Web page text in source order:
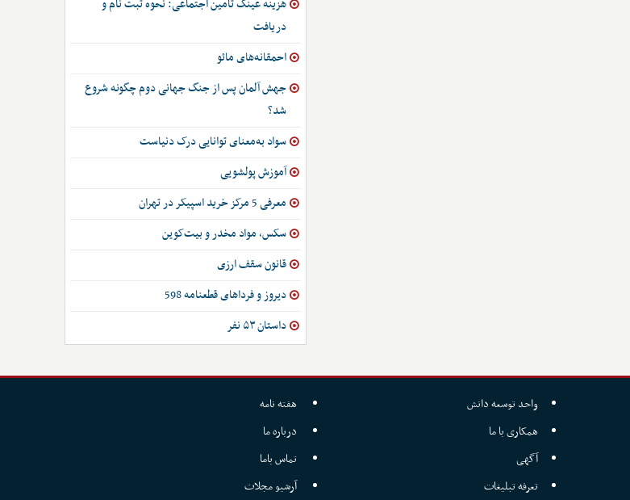
هزینه عینک تأمین اجتماعی: نحوه ثبت نام و
دریافت
احمقانه‌های مائو
جهش آلمان پس از جنگ جهانی دوم چگونه شروع
شد؟
سواد به‌معنای توانایی درک دنیاست
آموزش پولشویی
معرفی 5 مرکز خرید اسپیکر در تهران
سکس، مواد مخدر و بیت‌کوین
قانون سقف ارزی
دیروز و فرداهای قطعنامه 598
داستان ۵۳ نفر
واحد توسعه دانش
همکاری با ما
آگهی
تعرفه تبلیغات
هفته نامه
درباره ما
تماس باما
آرشیو مجلات